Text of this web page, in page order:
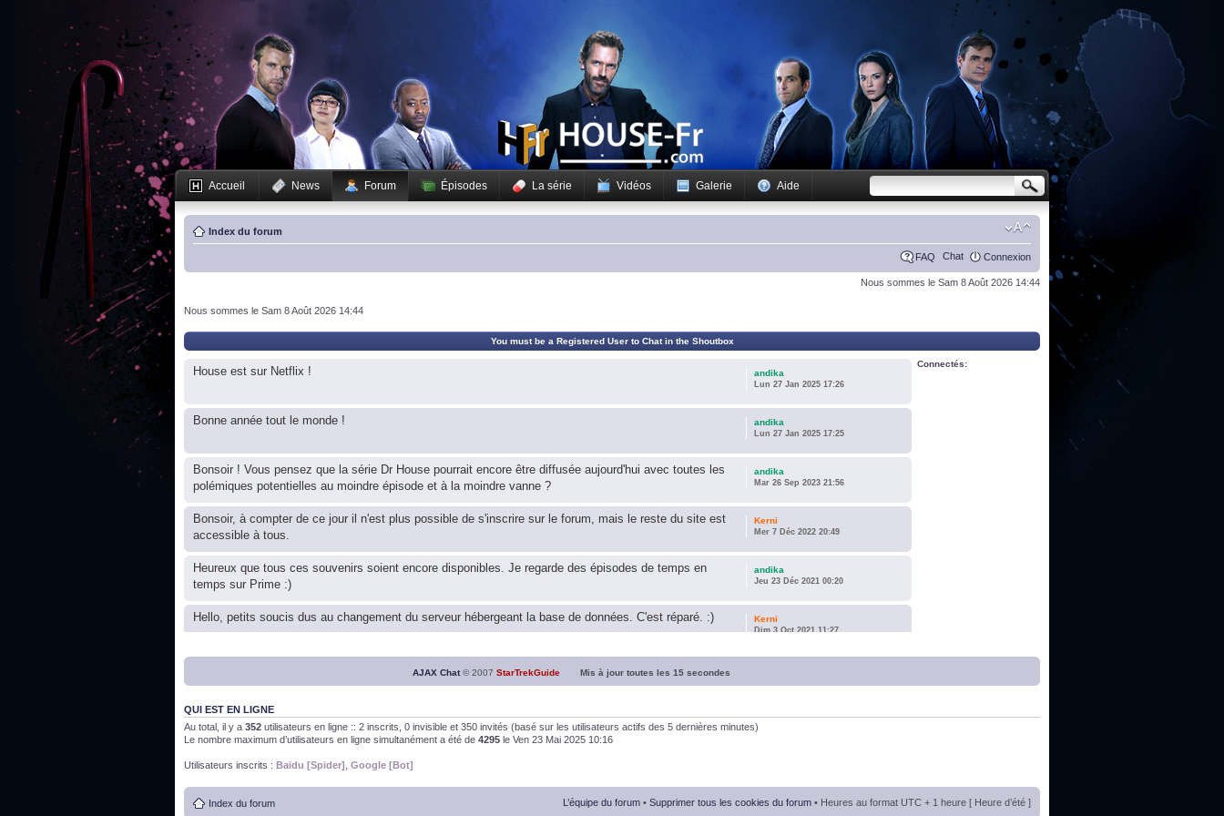
Accueil News Forum Épisodes La série Vidéos Galerie Aide
Index du forum
FAQ Chat Connexion
Nous sommes le Sam 8 Août 2026 14:44
Nous sommes le Sam 8 Août 2026 14:44
You must be a Registered User to Chat in the Shoutbox
House est sur Netflix ! andika
Lun 27 Jan 2025 17:26
Bonne année tout le monde ! andika
Lun 27 Jan 2025 17:25
Bonsoir ! Vous pensez que la série Dr House pourrait encore être diffusée aujourd'hui avec toutes les
polémiques potentielles au moindre épisode et à la moindre vanne ?
andika
Mar 26 Sep 2023 21:56
Bonsoir, à compter de ce jour il n'est plus possible de s'inscrire sur le forum, mais le reste du site est
accessible à tous.
Kerni
Mer 7 Déc 2022 20:49
Heureux que tous ces souvenirs soient encore disponibles. Je regarde des épisodes de temps en
temps sur Prime :)
andika
Jeu 23 Déc 2021 00:20
Hello, petits soucis dus au changement du serveur hébergeant la base de données. C'est réparé. :) Kerni
Dim 3 Oct 2021 11:27
Bon, 2020, ça n'a pas trop marché. JE vous souhaite une année 2021 plus belle que 2020 !
J'ai l'impression que nous n'avons pas fait les survivor des épisodes issus des saisons 6; 7 et 8 ! andika
Dim 26 Avr 2020 14:19
Bonne année 2020 !
Connectés:
AJAX Chat© 2007 StarTrekGuide Mis à jour toutes les 15 secondes
QUI EST EN LIGNE
Au total, il y a 352 utilisateurs en ligne :: 2 inscrits, 0 invisible et 350 invités (basé sur les utilisateurs actifs des 5 dernières minutes)
Le nombre maximum d’utilisateurs en ligne simultanément a été de 4295 le Ven 23 Mai 2025 10:16
Utilisateurs inscrits : Baidu [Spider] Google [Bot]
Index du forum L’équipe du forum • Supprimer tous les cookies du forum • Heures au format UTC + 1 heure [ Heure d’été ]